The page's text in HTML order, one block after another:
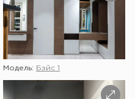
Модель: Бэйс 1